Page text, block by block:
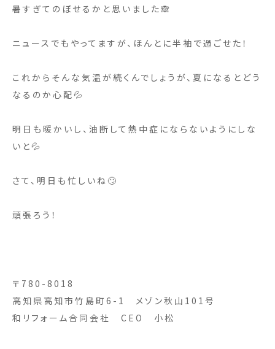
暑すぎてのぼせるかと思いました🙈
ニュースでもやってますが、ほんとに半袖で過ごせた！
これからそんな気温が続くんでしょうが、夏になるとどう
なるのか心配💦
明日も暖かいし、油断して熱中症にならないようにしな
いと💦
さて、明日も忙しいね🙄
頑張ろう！
〒780-8018
高知県高知市竹島町6-1 メゾン秋山101号
和リフォーム合同会社 CEO 小松